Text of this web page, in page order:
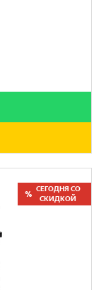
СЕГОДНЯ СО
СКИДКОЙ